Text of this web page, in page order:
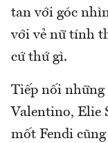
tan với góc
với vẻ nữ tính
cứ thứ gì.
Tiếp nối
Valentino, Elie
mốt Fendi